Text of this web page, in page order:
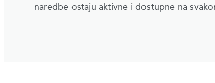
naredbe ostaju aktivne i dostupne na